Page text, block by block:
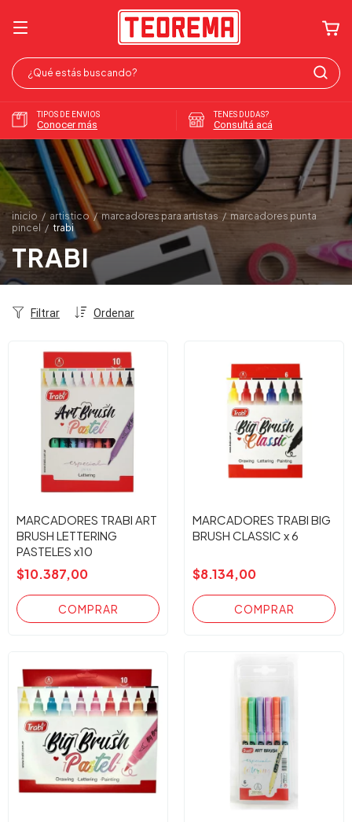
TIPOS DE ENVIOS
Conocer más
TENES DUDAS?
Consultá acá
inicio / artistico / marcadores para artistas / marcadores punta
pincel
/ trabi
TRABI
Ordenar
Filtrar
MARCADORES TRABI ART
BRUSH LETTERING
PASTELES x10
$10.387,00
MARCADORES TRABI BIG
BRUSH CLASSIC x 6
$8.134,00